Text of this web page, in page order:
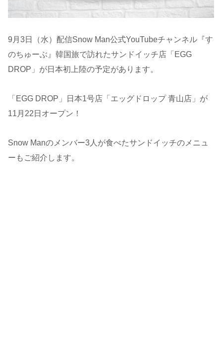
9月3日（水）配信Snow Man公式YouTubeチャンネル『す
のちゅーぶ』韓国旅で訪れたサンドイッチ店「EGG
DROP」が日本初上陸の予定があります。
「EGG DROP」日本1号店「エッグドロップ 青山店」が
11月22日オープン！
Snow Manのメンバー3人が食べたサンドイッチのメニュ
ーもご紹介します。